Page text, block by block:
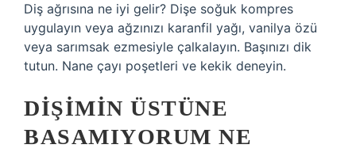
Diş ağrısına ne iyi gelir? Dişe soğuk kompres
uygulayın veya ağzınızı karanfil yağı, vanilya özü
veya sarımsak ezmesiyle çalkalayın. Başınızı dik
tutun. Nane çayı poşetleri ve kekik deneyin.
DIŞIMIN ÜSTÜNE
BASAMIYORUM NE